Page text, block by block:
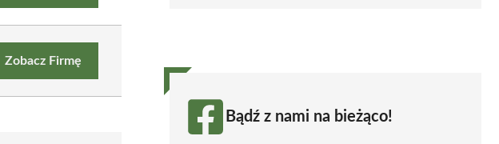
Zobacz Firmę
Bądź z nami na bieżąco!